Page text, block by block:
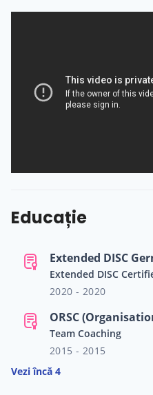
zeci de ori la adevărate
îmbunătățite prin
teatru și coaching.
improvizației și a intuiției
creativității și acceptarea
Educație
Extended DISC
Extended DISC
2020 - 2020
Team Coaching
2015 - 2015
Vezi încă 4